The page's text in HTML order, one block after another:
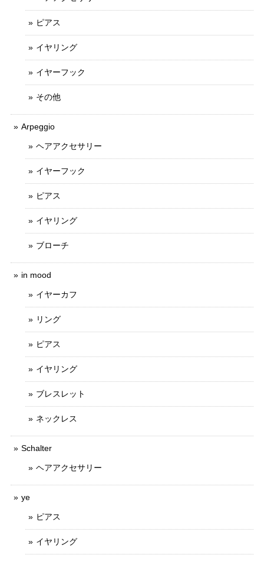
ピアス
イヤリング
イヤーフック
その他
Arpeggio
ヘアアクセサリー
イヤーフック
ピアス
イヤリング
ブローチ
in mood
イヤーカフ
リング
ピアス
イヤリング
ブレスレット
ネックレス
Schalter
ヘアアクセサリー
ye
ピアス
イヤリング